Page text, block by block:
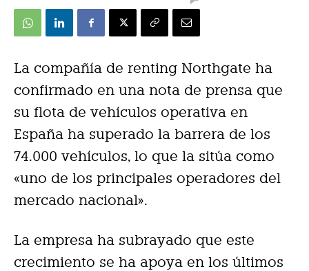
La compañía de renting Northgate ha
confirmado en una nota de prensa que
su flota de vehículos operativa en
España ha superado la barrera de los
74.000 vehículos, lo que la sitúa como
«uno de los principales operadores del
mercado nacional».
La empresa ha subrayado que este
crecimiento se ha apoya en los últimos